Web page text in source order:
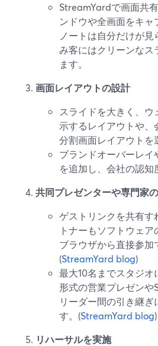
StreamYardで画面共
ンドウや全画面をキ
ノートは自分だけが
み客にはクリーンなス
ます。
画面レイアウトの設計
スライドを大きく、
示するレイアウトや
分割画面レイアウトを
ブランドオーバーレ
を追加し、会社の認知
共同プレゼンターや専門家
ゲストリンクを共有す
トナーもソフトウェ
ブラウザから直接参加
(StreamYard blog)
最大10名までスタジ
形式の営業プレゼンや
リーダー間の引き継ぎ
す。(StreamYard blog)
リハーサルを実施